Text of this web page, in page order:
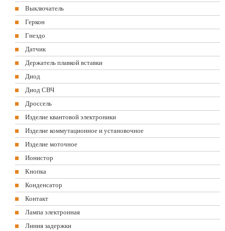
Выключатель
Геркон
Гнездо
Датчик
Держатель плавкой вставки
Диод
Диод СВЧ
Дроссель
Изделие квантовой электроники
Изделие коммутационное и установочное
Изделие моточное
Ионистор
Кнопка
Конденсатор
Контакт
Лампа электронная
Линия задержки